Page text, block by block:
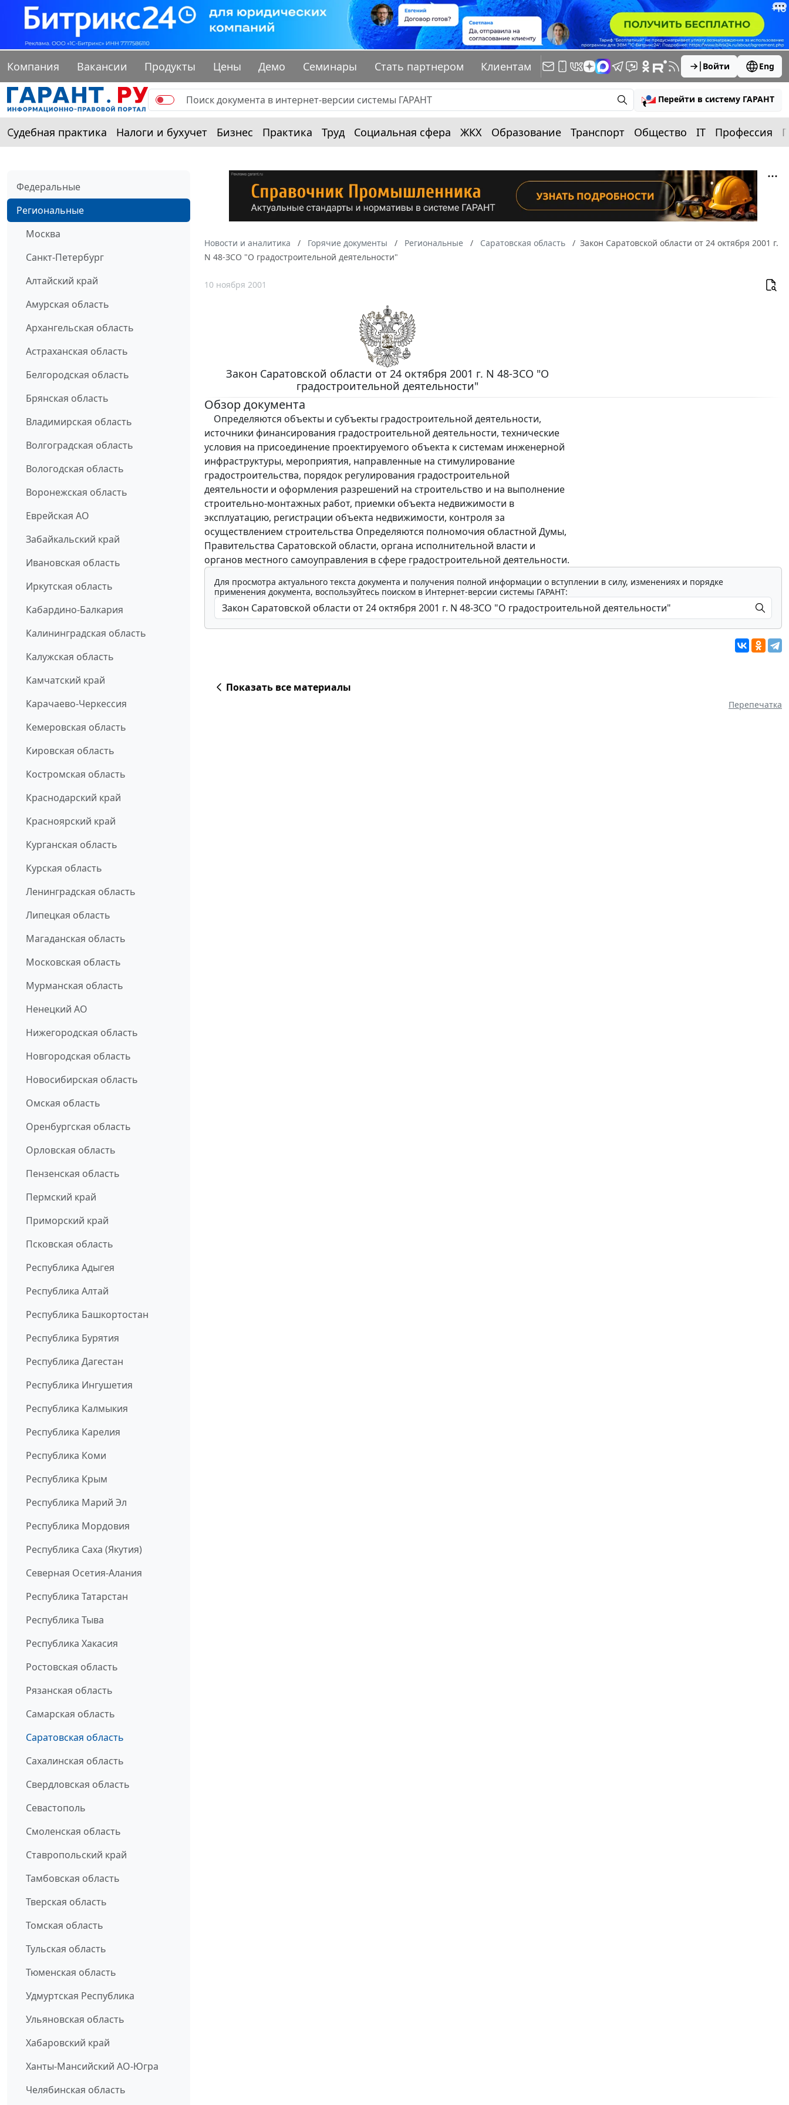
Компания Вакансии Продукты Цены Демо Семинары Стать партнером Клиентам Войти Eng
Перейти в систему ГАРАНТ
Судебная практика Налоги и бухучет Бизнес Практика Труд Социальная сфера ЖКХ Образование Транспорт Общество IT Профессия
Федеральные
Региональные
Москва
Санкт-Петербург
Алтайский край
Амурская область
Архангельская область
Астраханская область
Белгородская область
Брянская область
Владимирская область
Волгоградская область
Вологодская область
Воронежская область
Еврейская АО
Забайкальский край
Ивановская область
Иркутская область
Кабардино-Балкария
Калининградская область
Калужская область
Камчатский край
Карачаево-Черкессия
Кемеровская область
Кировская область
Костромская область
Краснодарский край
Красноярский край
Курганская область
Курская область
Ленинградская область
Липецкая область
Магаданская область
Московская область
Мурманская область
Ненецкий АО
Нижегородская область
Новгородская область
Новосибирская область
Омская область
Оренбургская область
Орловская область
Пензенская область
Пермский край
Приморский край
Псковская область
Республика Адыгея
Республика Алтай
Республика Башкортостан
Республика Бурятия
Республика Дагестан
Республика Ингушетия
Республика Калмыкия
Республика Карелия
Республика Коми
Республика Крым
Республика Марий Эл
Республика Мордовия
Республика Саха (Якутия)
Северная Осетия-Алания
Республика Татарстан
Республика Тыва
Республика Хакасия
Ростовская область
Рязанская область
Самарская область
Саратовская область
Сахалинская область
Свердловская область
Севастополь
Смоленская область
Ставропольский край
Тамбовская область
Тверская область
Томская область
Тульская область
Тюменская область
Удмуртская Республика
Ульяновская область
Хабаровский край
Ханты-Мансийский АО-Югра
Челябинская область
Новости и аналитика Горячие документы Региональные Саратовская область
Закон Саратовской области от 24 октября 2001 г.
N 48-ЗСО "О градостроительной деятельности"
10 ноября 2001
Закон Саратовской области от 24 октября 2001 г. N 48-ЗСО "О
градостроительной деятельности"
Обзор документа
Определяются объекты и субъекты градостроительной деятельности,
источники финансирования градостроительной деятельности, технические
условия на присоединение проектируемого объекта к системам инженерной
инфраструктуры, мероприятия, направленные на стимулирование
градостроительства, порядок регулирования градостроительной
деятельности и оформления разрешений на строительство и на выполнение
строительно-монтажных работ, приемки объекта недвижимости в
эксплуатацию, регистрации объекта недвижимости, контроля за
осуществлением строительства Определяются полномочия областной Думы,
Правительства Саратовской области, органа исполнительной власти и
органов местного самоуправления в сфере градостроительной деятельности.
Для просмотра актуального текста документа и получения полной информации о вступлении в силу, изменениях и порядке
применения документа, воспользуйтесь поиском в Интернет-версии системы ГАРАНТ:
Показать все материалы
Перепечатка